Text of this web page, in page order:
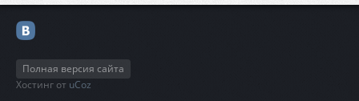
Полная версия сайта
Хостинг от uCoz